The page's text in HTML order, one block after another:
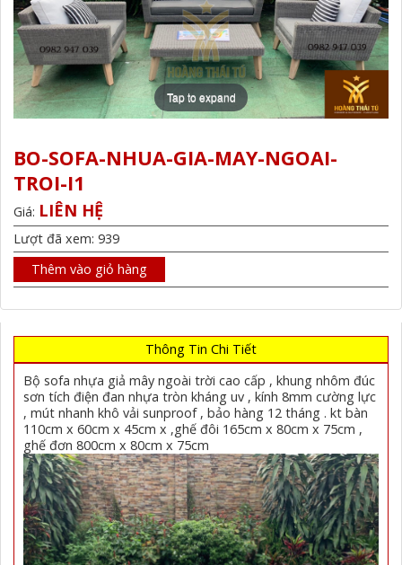
Tap to expand
BO-SOFA-NHUA-GIA-MAY-NGOAI-
TROI-I1
Giá: LIÊN HỆ
Lượt đã xem: 939
Thêm vào giỏ hàng
Thông Tin Chi Tiết
Bộ sofa nhựa giả mây ngoài trời cao cấp , khung nhôm đúc
sơn tích điện đan nhựa tròn kháng uv , kính 8mm cường lực
, mút nhanh khô vải sunproof , bảo hàng 12 tháng . kt bàn
110cm x 60cm x 45cm x ,ghế đôi 165cm x 80cm x 75cm ,
ghế đơn 800cm x 80cm x 75cm